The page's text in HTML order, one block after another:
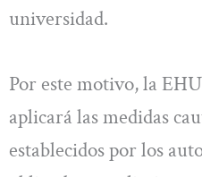
universidad.
Por este motivo, la
aplicará las medidas
establecidos por los